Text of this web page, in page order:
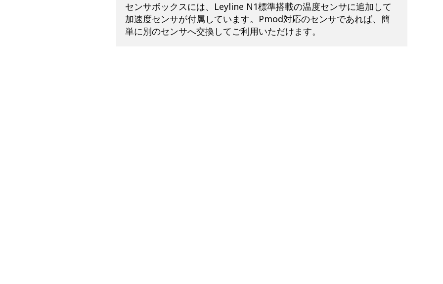
センサボックスには、Leyline N1標準搭載の温度センサに追加して
加速度センサが付属しています。Pmod対応のセンサであれば、簡
単に別のセンサへ交換してご利用いただけます。